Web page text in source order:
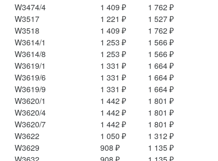
W3474/4
1 409 ₽
1 762 ₽
W3517
1 221 ₽
1 527 ₽
W3518
1 409 ₽
1 762 ₽
W3614/1
1 253 ₽
1 566 ₽
W3614/8
1 253 ₽
1 566 ₽
W3619/1
1 331 ₽
1 664 ₽
W3619/6
1 331 ₽
1 664 ₽
W3619/9
1 331 ₽
1 664 ₽
W3620/1
1 442 ₽
1 801 ₽
W3620/4
1 442 ₽
1 801 ₽
W3620/7
1 442 ₽
1 801 ₽
W3622
1 050 ₽
1 312 ₽
W3629
908 ₽
1 135 ₽